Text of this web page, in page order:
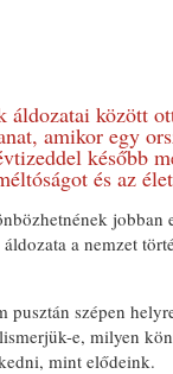
áldozatai között
amikor egy
később
és az
jobban
a nemzet
szépen
e, milyen
mint elődeink.